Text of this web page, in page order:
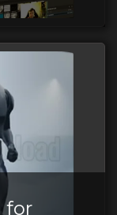
for